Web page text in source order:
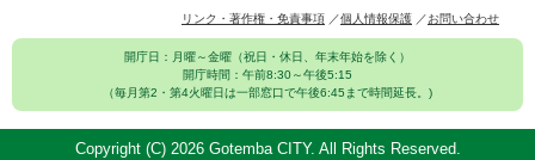
リンク・著作権・免責事項 個人情報保護 お問い合わせ
開庁日：月曜～金曜（祝日・休日、年末年始を除く）
開庁時間：午前8:30～午後5:15
（毎月第2・第4火曜日は一部窓口で午後6:45まで時間延長。)
Copyright (C) 2026 Gotemba CITY. All Rights Reserved.